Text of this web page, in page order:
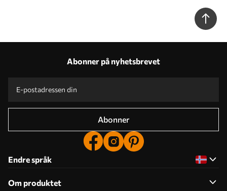
Abonner på nyhetsbrevet
Abonner
Endre språk
Om produktet